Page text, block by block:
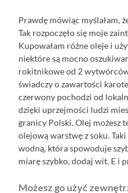
Prawdę mówiąc myślałam,
Tak rozpoczęło się moje
Kupowałam różne oleje i
niektóre są mocno
rokitnikowe od 2
świadczy o zawartości
czerwony pochodzi od
dzięki uprzejmości ludzi
granicy Polski. Olej możesz
olejową warstwę z soku.
wodną, która spowoduje
miarę szybko, dodaj wit. E i
Możesz go użyć